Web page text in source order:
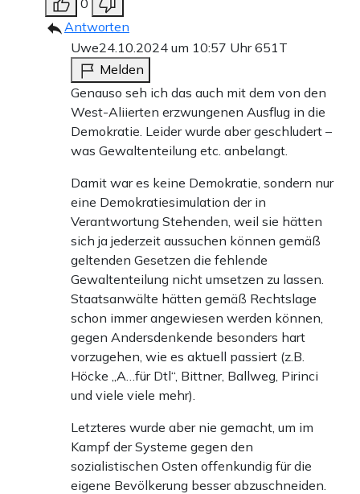
Antworten
Uwe24.10.2024 um 10:57 Uhr651T
Melden
Genauso seh ich das auch mit dem von den
West-Aliierten erzwungenen Ausflug in die
Demokratie. Leider wurde aber geschludert –
was Gewaltenteilung etc. anbelangt.
Damit war es keine Demokratie, sondern nur
eine Demokratiesimulation der in
Verantwortung Stehenden, weil sie hätten
sich ja jederzeit aussuchen können gemäß
geltenden Gesetzen die fehlende
Gewaltenteilung nicht umsetzen zu lassen.
Staatsanwälte hätten gemäß Rechtslage
schon immer angewiesen werden können,
gegen Andersdenkende besonders hart
vorzugehen, wie es aktuell passiert (z.B.
Höcke „A…für Dtl“, Bittner, Ballweg, Pirinci
und viele viele mehr).
Letzteres wurde aber nie gemacht, um im
Kampf der Systeme gegen den
sozialistischen Osten offenkundig für die
eigene Bevölkerung besser abzuschneiden.